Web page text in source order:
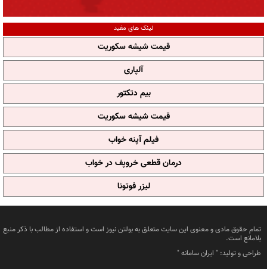
لینک های مفید
قیمت شیشه سکوریت
آلپاری
بیم دتکتور
قیمت شیشه سکوریت
فیلم آپنه خواب
درمان قطعی خروپف در خواب
لیزر فوتونا
تمام حقوق مادی و معنوی این سایت متعلق به بولتن نیوز است و استفاده از مطالب با ذکر منبع
بلامانع است.
طراحی و تولید: " ایران سامانه"